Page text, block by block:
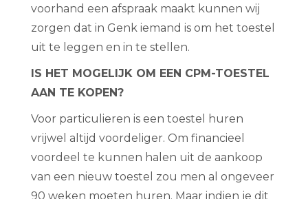
voorhand een afspraak maakt kunnen wij
zorgen dat in Genk iemand is om het toestel
uit te leggen en in te stellen.
IS HET MOGELIJK OM EEN CPM-TOESTEL
AAN TE KOPEN?
Voor particulieren is een toestel huren
vrijwel altijd voordeliger. Om financieel
voordeel te kunnen halen uit de aankoop
van een nieuw toestel zou men al ongeveer
90 weken moeten huren. Maar indien je dit